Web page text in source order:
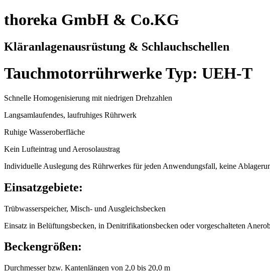
thoreka GmbH & Co.KG
Kläranlagenausrüstung & Schlauchschellen
Tauchmotorrührwerke Typ: UEH-T
Schnelle Homogenisierung mit niedrigen Drehzahlen
Langsamlaufendes, laufruhiges Rührwerk
Ruhige Wasseroberfläche
Kein Lufteintrag und Aerosolaustrag
Individuelle Auslegung des Rührwerkes für jeden Anwendungsfall, keine
Einsatzgebiete:
Trübwasserspeicher, Misch- und Ausgleichsbecken
Einsatz in Belüftungsbecken, in Denitrifikationsbecken oder vorgeschalteten
Beckengrößen:
Durchmesser bzw. Kantenlängen von 2,0 bis 20,0 m